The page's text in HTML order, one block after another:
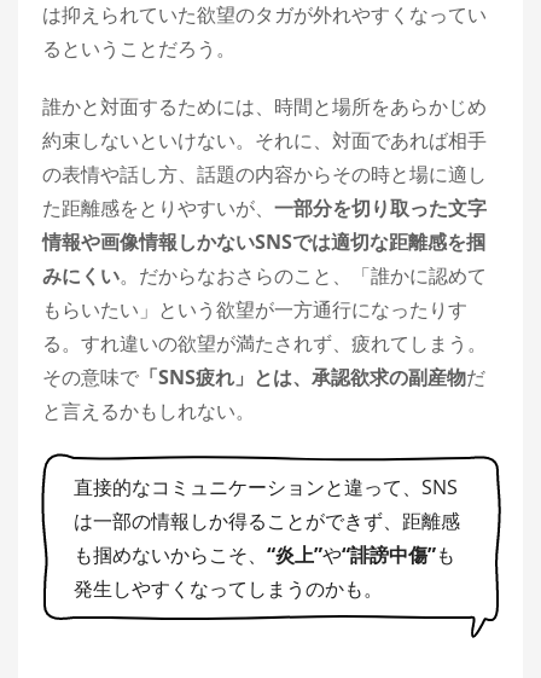
は抑えられていた欲望のタガが外れやすくなってい
るということだろう。
誰かと対面するためには、時間と場所をあらかじめ
約束しないといけない。それに、対面であれば相手
の表情や話し方、話題の内容からその時と場に適し
た距離感をとりやすいが、 一部分を切り取った文字
情報や画像情報しかないSNSでは適切な距離感を掴
みにくい。だからなおさらのこと、「誰かに認めて
もらいたい」という欲望が一方通行になったりす
る。すれ違いの欲望が満たされず、疲れてしまう。
その意味で 「SNS疲れ」とは、承認欲求の副産物だ
と言えるかもしれない。
直接的なコミュニケーションと違って、SNS
は一部の情報しか得ることができず、距離感
も掴めないからこそ、 “炎上”や“誹謗中傷”も
発生しやすくなってしまうのかも。